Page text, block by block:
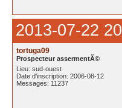
2013-07-22
tortuga09
Prospecteur assermentÃ©
Lieu: sud-ouest
Date d'inscription: 2006-08-12
Messages: 11237